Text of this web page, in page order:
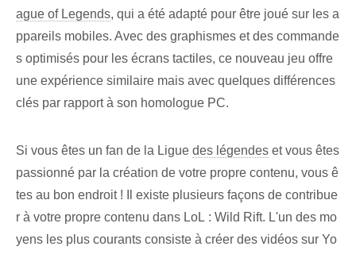
ague of Legends, qui a été adapté pour être joué sur les a
ppareils mobiles. Avec des graphismes et des commande
s optimisés pour les écrans tactiles, ce nouveau jeu offre
une expérience similaire mais avec quelques différences
clés par rapport à son homologue PC.
Si vous êtes un fan de la Ligue des légendes et vous êtes
passionné par la création de votre propre contenu, vous ê
tes au bon endroit ! Il existe plusieurs façons de contribue
r à votre propre contenu dans LoL : Wild Rift. L'un des mo
yens les plus courants consiste à créer des vidéos sur Yo